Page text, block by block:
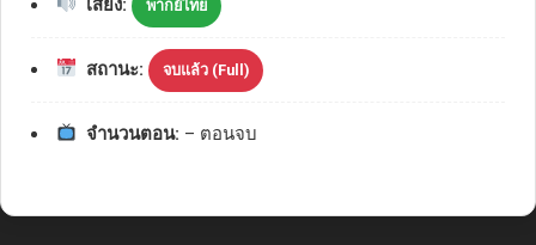
เสียง: พากย์ไทย
สถานะ: จบแล้ว (Full)
จำนวนตอน: – ตอนจบ